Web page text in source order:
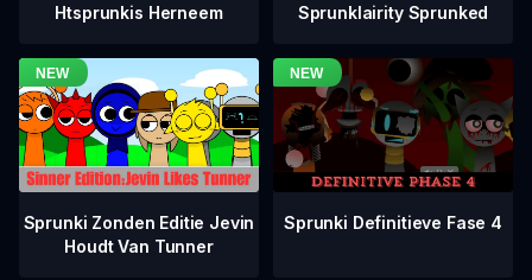
Htsprunkis Herneem Sprunklairity Sprunked
Sprunki Zonden Editie Jevin
Houdt Van Tunner
Sprunki Definitieve Fase 4